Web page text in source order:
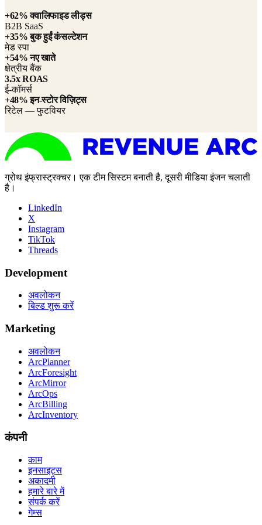
+62% क्वालिफाइड लीड्स
B2B SaaS
+35% बुक हुईं कंसल्टेशन
मेड स्पा
+54% नए खाते
क्षेत्रीय बैंक
3.5x ROAS
ई-कॉमर्स
+48% इन-स्टोर विज़िट्स
रिटेल — फुटवियर
ग्रोथ इंफ्रास्ट्रक्चर। एक टीम सिस्टम बनाती है, दूसरी मीडिया इंजन चलाती
है।
LinkedIn
X
Instagram
TikTok
Threads
Development
अवलोकन
बिल्ड शुरू करें
Marketing
अवलोकन
ArcPlanner
ArcForesight
ArcMirror
ArcOps
ArcBilling
ArcInventory
कंपनी
काम
इनसाइट्स
अकादमी
हमारे बारे में
संपर्क करें
गेम्स